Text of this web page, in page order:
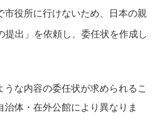
市役所に行けないため、日本の親
提出」を依頼し、委任状を作成し
うな内容の委任状が求められるこ
治体・在外公館により異なりま